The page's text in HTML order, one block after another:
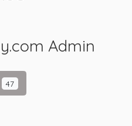
Admin
47